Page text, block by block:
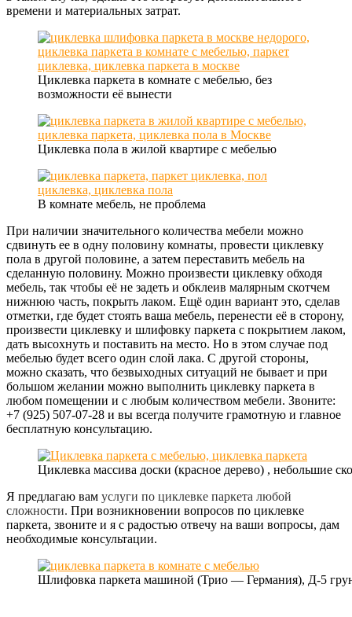
времени и материальных затрат.
Циклевка паркета в комнате с мебелью, без
возможности её вынести
Циклевка пола в жилой квартире с мебелью
В комнате мебель, не проблема
При наличии значительного количества мебели можно
сдвинуть ее в одну половину комнаты, провести циклевку
пола в другой половине, а затем переставить мебель на
сделанную половину. Можно произвести циклевку обходя
мебель, так чтобы её не задеть и обклеив малярным скотчем
нижнюю часть, покрыть лаком. Ещё один вариант это, сделав
отметки, где будет стоять ваша мебель, перенести её в сторону,
произвести циклевку и шлифовку паркета с покрытием лаком,
дать высохнуть и поставить на место. Но в этом случае под
мебелью будет всего один слой лака. С другой стороны,
можно сказать, что безвыходных ситуаций не бывает и при
большом желании можно выполнить циклевку паркета в
любом помещении и с любым количеством мебели. Звоните:
+7 (925) 507-07-28 и вы всегда получите грамотную и главное
бесплатную консультацию.
Циклевка массива доски (красное дерево) , небольшие
Я предлагаю вам услуги по циклевке паркета любой
сложности. При возникновении вопросов по циклевке
паркета, звоните и я с радостью отвечу на ваши вопросы, дам
необходимые консультации.
Шлифовка паркета машиной (Трио — Германия), Д-5